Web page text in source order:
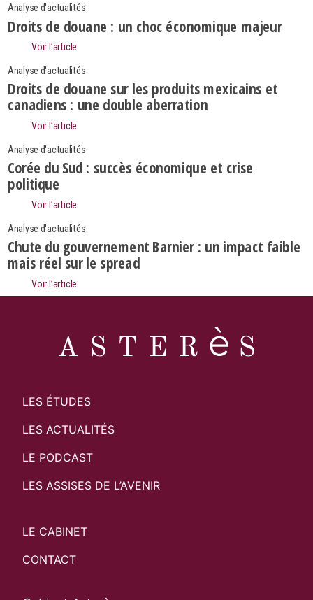
Analyse d'actualités
Droits de douane : un choc économique majeur
Voir l’article
Analyse d'actualités
Droits de douane sur les produits mexicains et
canadiens : une double aberration
Voir l’article
Analyse d'actualités
Corée du Sud : succès économique et crise
politique
Voir l’article
Analyse d'actualités
Chute du gouvernement Barnier : un impact faible
mais réel sur le spread
Voir l’article
LES ÉTUDES
LES ACTUALITÉS
LE PODCAST
LES ASSISES DE L’AVENIR
LE CABINET
CONTACT
Search